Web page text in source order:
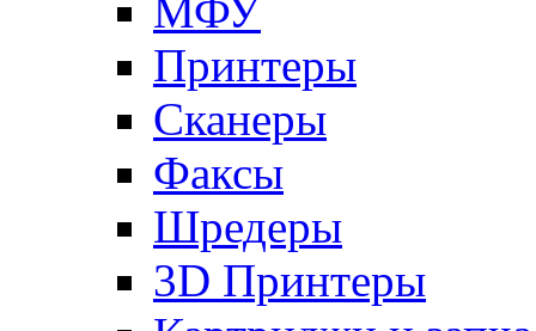
МФУ
Принтеры
Сканеры
Факсы
Шредеры
3D Принтеры